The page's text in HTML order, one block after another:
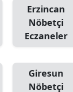
Erzincan
Nöbetçi
Eczaneler
Giresun
Nöbetçi